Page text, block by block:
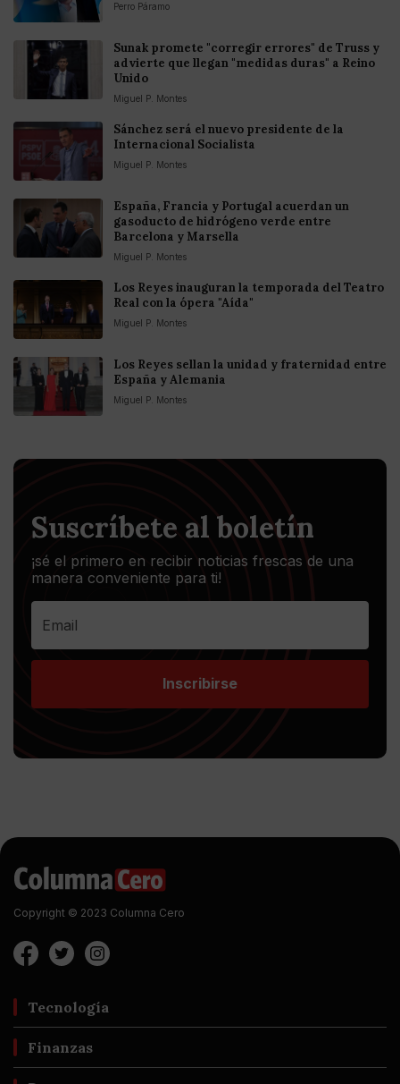
Perro Páramo
Sunak promete "corregir errores" de Truss y
advierte que llegan "medidas duras" a Reino
Unido
Miguel P. Montes
Sánchez será el nuevo presidente de la
Internacional Socialista
Miguel P. Montes
España, Francia y Portugal acuerdan un
gasoducto de hidrógeno verde entre
Barcelona y Marsella
Miguel P. Montes
Los Reyes inauguran la temporada del Teatro
Real con la ópera "Aída"
Miguel P. Montes
Los Reyes sellan la unidad y fraternidad entre
España y Alemania
Miguel P. Montes
Suscríbete al boletín
¡sé el primero en recibir noticias frescas de una
manera conveniente para ti!
Inscribirse
Copyright © 2023 Columna Cero
Tecnología
Finanzas